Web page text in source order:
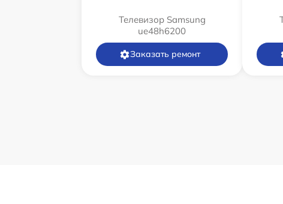
Телевизор Samsung
ue48h6200
Заказать ремонт